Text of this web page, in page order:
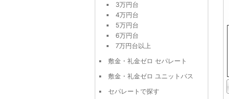
3万円台
4万円台
5万円台
6万円台
7万円台以上
敷金・礼金ゼロ セパレート
敷金・礼金ゼロ ユニットバス
セパレートで探す